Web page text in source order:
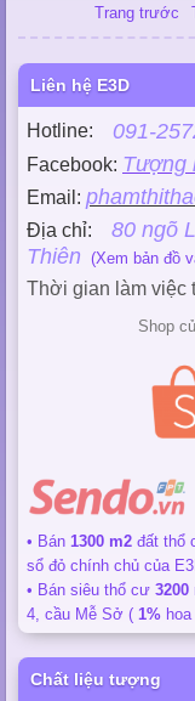
Trang trước
Liên hệ E3D
Hotline: 091-
Facebook: Tượng
Email:
Địa chỉ: 80 ngõ
Thiên (Xem bản đồ
Thời gian làm việc
Shop
• Bán 1300 m2 đất thổ
sổ đỏ chính chủ của
• Bán siêu thổ cư 3200
4, cầu Mễ Sở ( 1%
Chất liệu tượng